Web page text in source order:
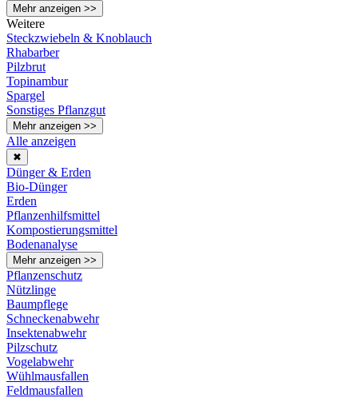
Mehr anzeigen >>
Weitere
Steckzwiebeln & Knoblauch
Rhabarber
Pilzbrut
Topinambur
Spargel
Sonstiges Pflanzgut
Mehr anzeigen >>
Alle anzeigen
✖
Dünger & Erden
Bio-Dünger
Erden
Pflanzenhilfsmittel
Kompostierungsmittel
Bodenanalyse
Mehr anzeigen >>
Pflanzenschutz
Nützlinge
Baumpflege
Schneckenabwehr
Insektenabwehr
Pilzschutz
Vogelabwehr
Wühlmausfallen
Feldmausfallen